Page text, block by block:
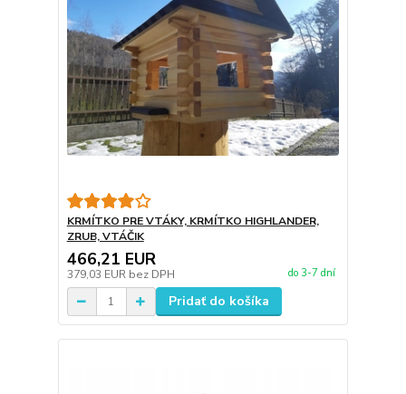
KRMÍTKO PRE VTÁKY, KRMÍTKO HIGHLANDER,
ZRUB, VTÁČIK
466,21 EUR
379,03 EUR bez DPH do 3-7 dní
Pridať do košíka